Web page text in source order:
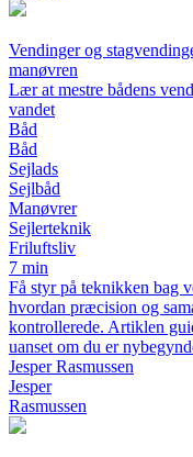
Vendinger og
manøvren
Lær at mestre bådens
vandet
Båd
Båd
Sejlads
Sejlbåd
Manøvrer
Sejlerteknik
Friluftsliv
7 min
Få styr på teknikken bag
hvordan præcision og
kontrollerede. Artiklen
uanset om du er
Jesper Rasmussen
Jesper
Rasmussen